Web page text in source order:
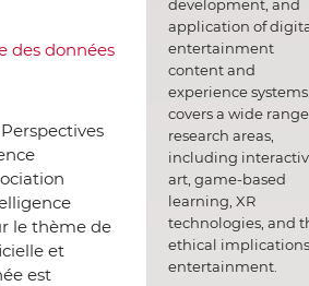
des données
le thème de
et
est
development, and
application of
entertainment
content and
experience
covers a wide
research areas,
including
art, game-based
learning, XR
technologies, and
ethical
entertainment.